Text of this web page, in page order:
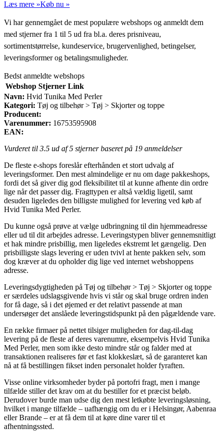
Læs mere »Køb nu »
Vi har gennemgået de mest populære webshops og anmeldt dem
med stjerner fra 1 til 5 ud fra bl.a. deres prisniveau,
sortimentstørrelse, kundeservice, brugervenlighed, betingelser,
leveringsformer og betalingsmuligheder.
Bedst anmeldte webshops
Webshop Stjerner Link
Navn: Hvid Tunika Med Perler
Kategori: Tøj og tilbehør > Tøj > Skjorter og toppe
Producent:
Varenummer: 16753595908
EAN:
Vurderet til 3.5 ud af 5 stjerner baseret på 19 anmeldelser
De fleste e-shops foreslår efterhånden et stort udvalg af
leveringsformer. Den mest almindelige er nu om dage pakkeshops,
fordi det så giver dig god fleksibilitet til at kunne afhente din ordre
lige når det passer dig. Fragttypen er altså vældig ligetil, samt
desuden ligeledes den billigste mulighed for levering ved køb af
Hvid Tunika Med Perler.
Du kunne også prøve at vælge udbringning til din hjemmeadresse
eller ud til dit arbejdes adresse. Leveringstypen bliver gennemsnitligt
et hak mindre prisbillig, men ligeledes ekstremt let gængelig. Den
prisbilligste slags levering er uden tvivl at hente pakken selv, som
dog kræver at du opholder dig lige ved internet webshoppens
adresse.
Leveringsdygtigheden på Tøj og tilbehør > Tøj > Skjorter og toppe
er særdeles udslagsgivende hvis vi står og skal bruge ordren inden
for få dage, så i det øjemed er det relativt passende at man
undersøger det anslåede leveringstidspunkt på den pågældende vare.
En række firmaer på nettet tilsiger muligheden for dag-til-dag
levering på de fleste af deres varenumre, eksempelvis Hvid Tunika
Med Perler, men som ikke desto mindre står og falder med at
transaktionen realiseres før et fast klokkeslæt, så de garanteret kan
nå at få bestillingen fikset inden personalet holder fyraften.
Visse online virksomheder byder på portofri fragt, men i mange
tilfælde stiller det krav om at du bestiller for et præcist beløb.
Derudover burde man udse dig den mest letkøbte leveringsløsning,
hvilket i mange tilfælde – uafhængig om du er i Helsingør, Aabenraa
eller Brande – er at få dem til at køre dine varer til et
afhentningssted.